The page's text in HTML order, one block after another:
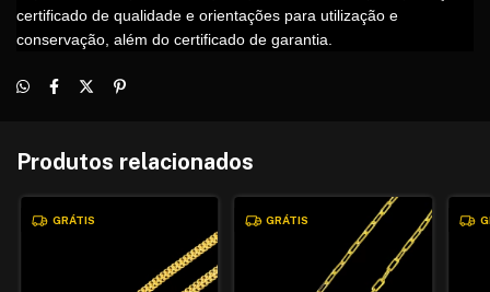
certificado de qualidade e orientações para utilização e
conservação, além do certificado de garantia.
Produtos relacionados
GRÁTIS GRÁTIS